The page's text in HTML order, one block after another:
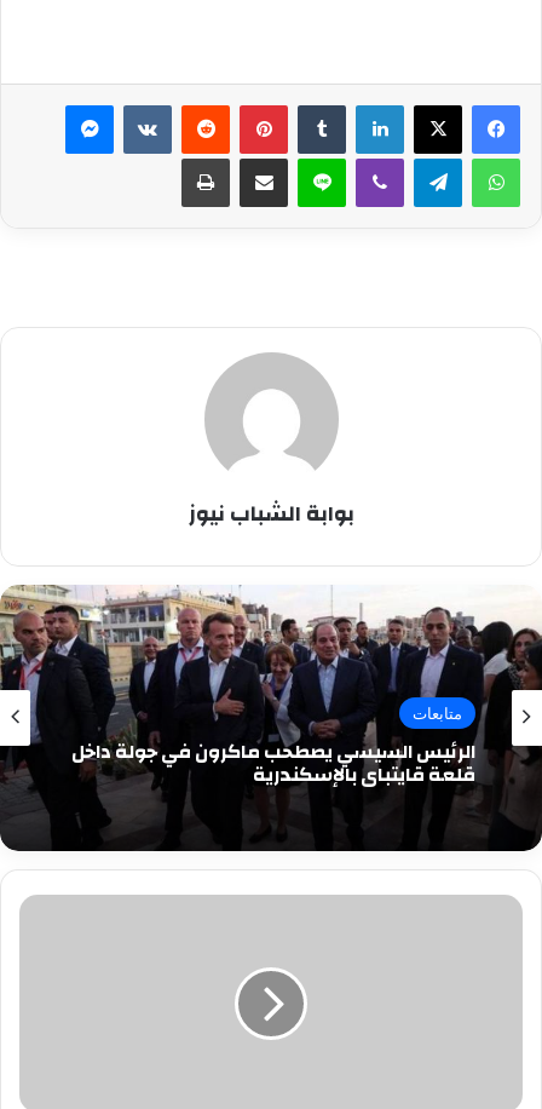
لينكدإن بينتيريست ماسنجر
واتساب تيلقرام ڤايبر لاين مشاركة عبر البريد طباعة
بوابة الشباب نيوز
متابعات
الرئيس السيسي يصطحب ماكرون في جولة داخل
قلعة قايتباي بالإسكندرية
مصرع